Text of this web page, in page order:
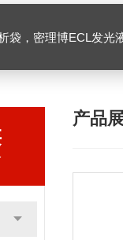
ECL发光液，B27无血清培养基，N2培养基，紫
产品